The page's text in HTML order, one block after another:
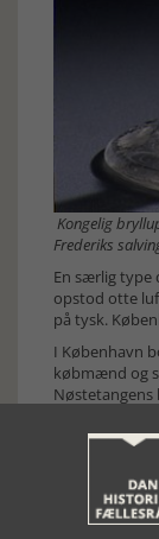
Kongelig
Frederiks
En særlig type
opstod otte
på tysk.
I København
købmænd og
udgravninger i
og rigmænd i
større